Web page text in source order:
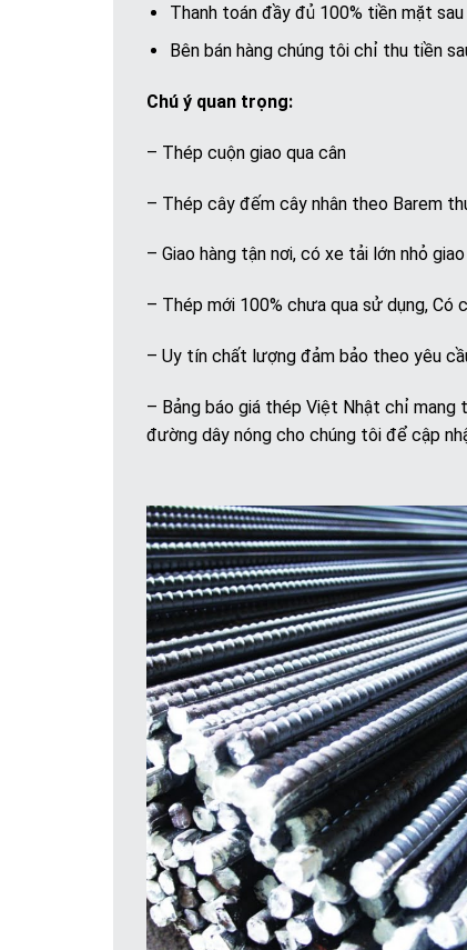
Thanh toán đầy đủ 100% tiền mặt
Bên bán hàng chúng tôi chỉ thu tiền
Chú ý quan trọng:
– Thép cuộn giao qua cân
– Thép cây đếm cây nhân theo Barem
– Giao hàng tận nơi, có xe tải lớn nhỏ
– Thép mới 100% chưa qua sử dụng, Có
– Uy tín chất lượng đảm bảo theo yêu
– Bảng báo giá thép Việt Nhật chỉ
đường dây nóng cho chúng tôi để cập